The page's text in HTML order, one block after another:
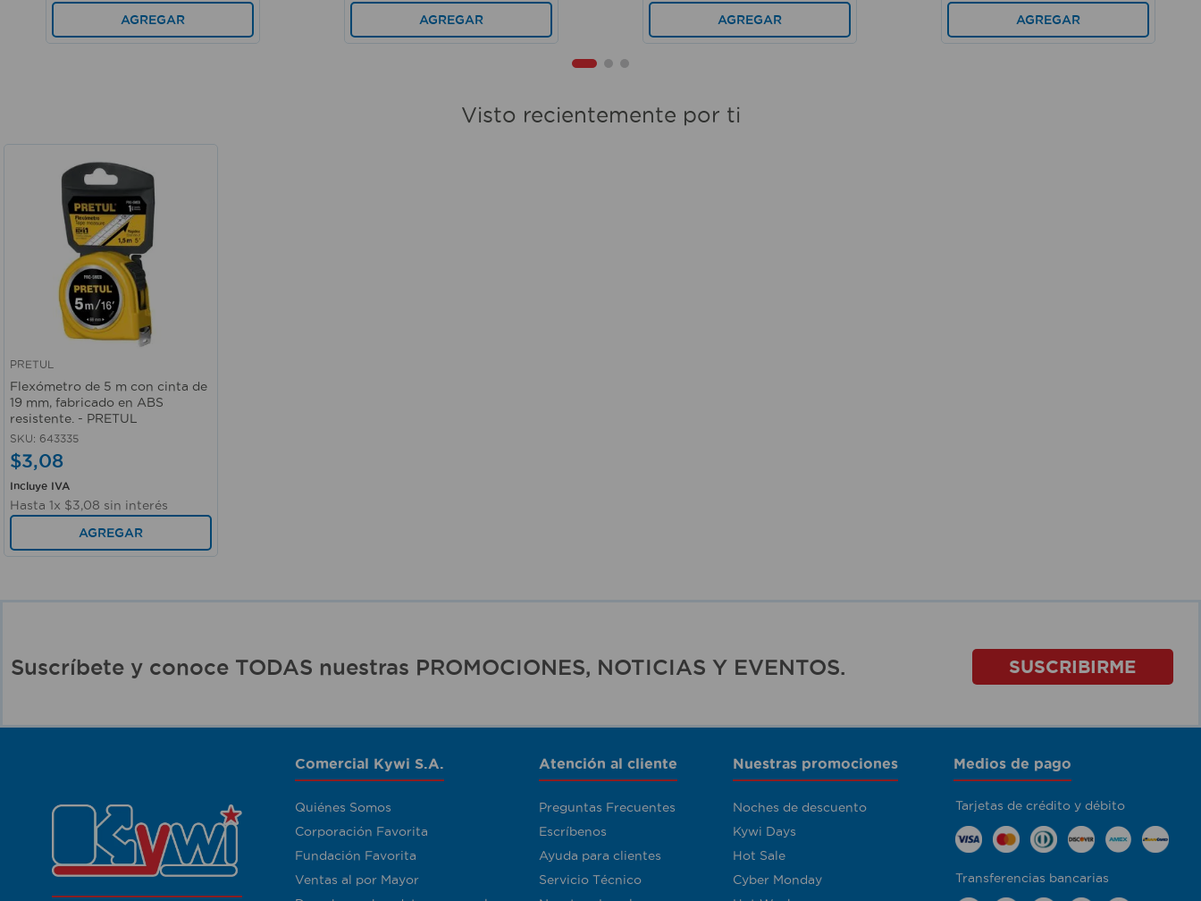
AGREGAR AGREGAR
AGREGAR
AGREGAR
Visto recientemente por ti
PRETUL
Flexómetro de 5 m con cinta de
19 mm, fabricado en ABS
resistente. - PRETUL
SKU: 643335
$3,08
Incluye IVA
Hasta 1x $3,08 sin interés
AGREGAR
Suscríbete y conoce TODAS nuestras PROMOCIONES, NOTICIAS Y EVENTOS. SUSCRIBIRME
Comercial Kywi S.A.
Quiénes Somos
Corporación Favorita
Fundación Favorita
Ventas al por Mayor
Atención al cliente
Preguntas Frecuentes
Escríbenos
Ayuda para clientes
Servicio Técnico
Nuestras promociones
Noches de descuento
Kywi Days
Hot Sale
Cyber Monday
Medios de pago
Tarjetas de crédito y débito
Transferencias bancarias